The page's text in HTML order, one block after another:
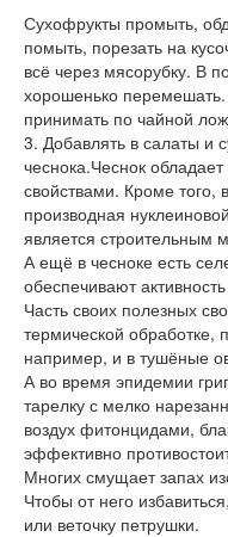
Сухофрукты промыть,
помыть, порезать на
всё через мясорубку. В
хорошенько
принимать по чайной
3. Добавлять в салаты и
чеснока.Чеснок
свойствами. Кроме того,
производная
является
А ещё в чесноке есть
обеспечивают
Часть своих полезных
термической обработке,
например, и в тушёные
А во время эпидемии
тарелку с мелко
воздух фитонцидами,
эффективно
Многих смущает запах
Чтобы от него
или веточку петрушки.